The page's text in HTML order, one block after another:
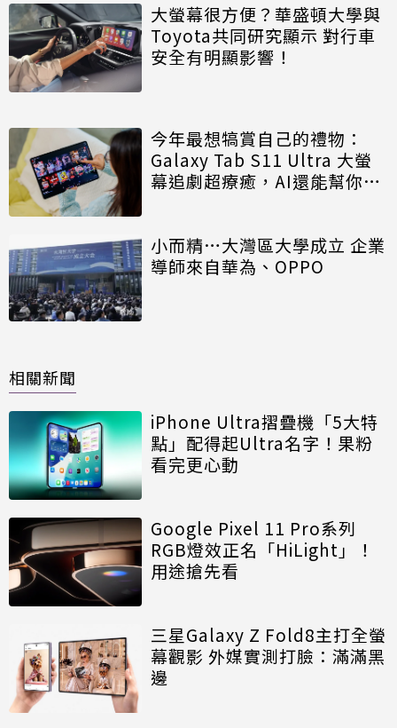
大螢幕很方便？華盛頓大學與
Toyota共同研究顯示 對行車
安全有明顯影響！
今年最想犒賞自己的禮物：
Galaxy Tab S11 Ultra 大螢
幕追劇超療癒，AI還能幫你變
小而精…大灣區大學成立 企業
導師來自華為、OPPO
相關新聞
iPhone Ultra摺疊機「5大特
點」配得起Ultra名字！果粉
看完更心動
Google Pixel 11 Pro系列
RGB燈效正名「HiLight」！
用途搶先看
三星Galaxy Z Fold8主打全螢
幕觀影 外媒實測打臉：滿滿黑
邊